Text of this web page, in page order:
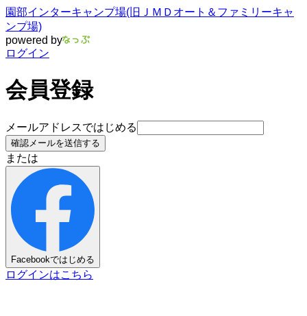
園部インターキャンプ場(旧ＪＭＤオート＆ファミリーキャ
ンプ場)
powered by
ログイン
会員登録
メールアドレスではじめる
確認メールを送信する
または
Facebookではじめる
ログインはこちら